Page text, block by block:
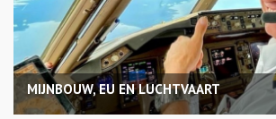
MIJNBOUW, EU EN LUCHTVAART